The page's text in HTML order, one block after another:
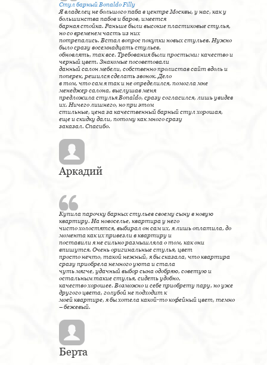
Стул барный Bonaldo Filly
Я владелец не большого паба в центре Москвы, у нас, как у
большинства пабов и баров, имеется
барная стойка. Раньше были высокие пластиковые стулья,
но со временем часть из них
потрепались. Встал вопрос покупки новых стульев. Нужно
было сразу восемнадцать стульев,
обновлять, так все. Требования были простыми: качество и
черный цвет. Знакомые посоветовали
данный салон мебели, собственно пролистав сайт вдоль и
поперек, решился сделать звонок. Дело
в том, что сам я так и не определился, помогла мне
менеджер салона, выслушав меня
предложила стулья Bonaldo, сразу согласился, лишь увидев
их. Ничего лишнего, но при этом
стильные, цена за качественный барный стул хорошая,
еще и скидку дали, потому как много сразу
заказал. Спасибо.
Аркадий
Купила парочку барных стульев своему сыну в новую
квартиру. На новоселье, квартира у него
чисто холостятся, выбирал он сам их, я лишь оплатила, до
момента как их привезли в квартиру и
поставили я не сильно размышляла о том, как они
впишутся. Очень оригинальные стулья, цвет
просто нечто, такой нежный, я бы сказала, что квартира
сразу приобрела немного уюта и стала
чуть мягче, удачный выбор сына одобряю, советую и
остальным такие стулья, сидеть удобно,
качество хорошее. Возможно и себе приобрету пару, но уже
другого цвета, голубой не подходит к
моей квартире, я бы хотела какой-то кофейный цвет, темно
– бежевый.
Берта